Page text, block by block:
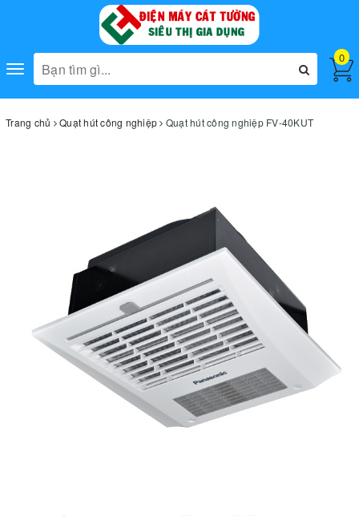
Toggle
navigation
0
Trang chủ Quạt hút công nghiệp Quạt hút công nghiệp FV-40KUT